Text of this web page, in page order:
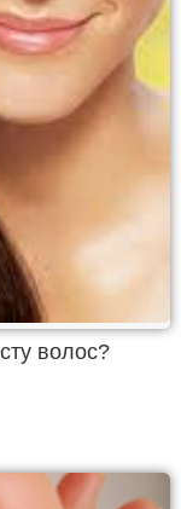
волос?